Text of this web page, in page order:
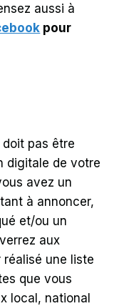
aussi à
pour
pas être
digitale de votre
avez un
à annoncer,
et/ou un
aux
une liste
que vous
local, national